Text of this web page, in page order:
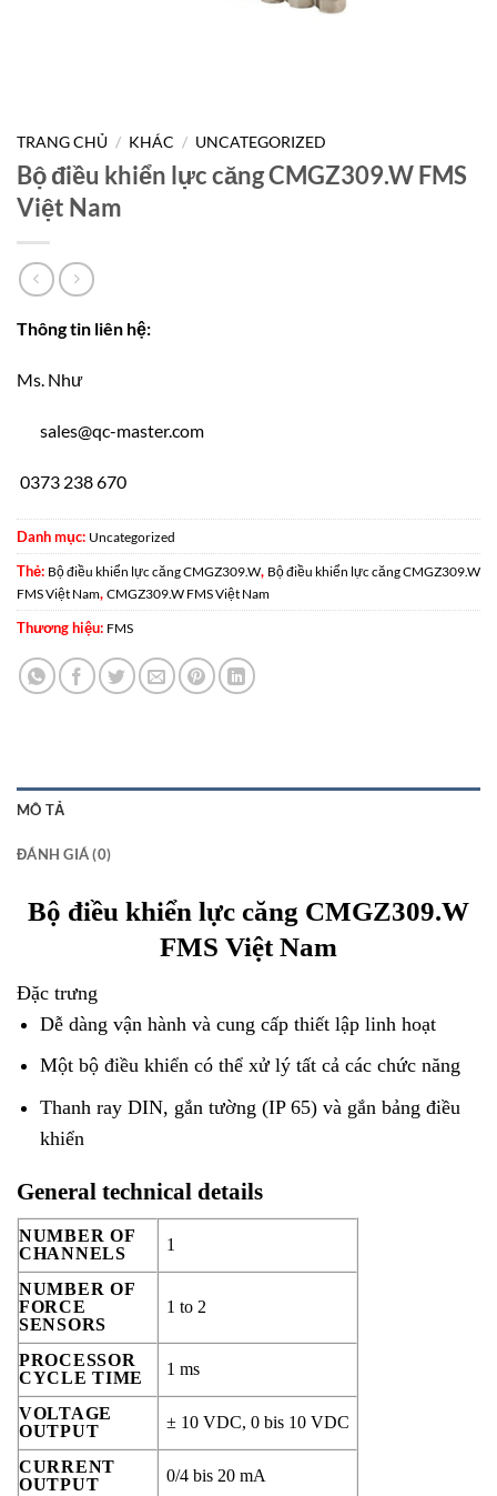
TRANG CHỦ / KHÁC / UNCATEGORIZED
Bộ điều khiển lực căng CMGZ309.W FMS
Việt Nam
Thông tin liên hệ:
Ms. Như
sales@qc-master.com
0373 238 670
Danh mục: Uncategorized
Thẻ: Bộ điều khiển lực căng CMGZ309.W, Bộ điều khiển lực căng CMGZ309.W
FMS Việt Nam, CMGZ309.W FMS Việt Nam
Thương hiệu: FMS
MÔ TẢ
ĐÁNH GIÁ (0)
Bộ điều khiển lực căng CMGZ309.W
FMS Việt Nam
Đặc trưng
Dễ dàng vận hành và cung cấp thiết lập linh hoạt
Một bộ điều khiển có thể xử lý tất cả các chức năng
Thanh ray DIN, gắn tường (IP 65) và gắn bảng điều
khiển
General technical details
NUMBER OF
CHANNELS
1
NUMBER OF
FORCE
SENSORS
1 to 2
PROCESSOR
CYCLE TIME
1 ms
VOLTAGE
OUTPUT
± 10 VDC, 0 bis 10 VDC
CURRENT
OUTPUT
0/4 bis 20 mA